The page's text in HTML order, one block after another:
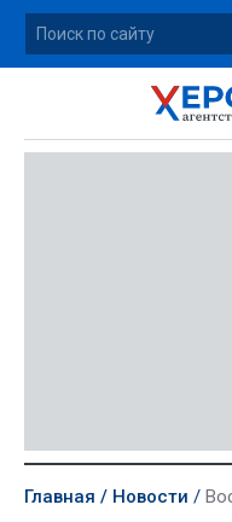
Главная Новости